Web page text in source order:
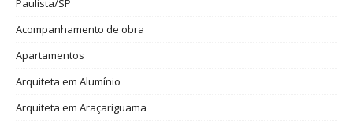
Acompanhamento de obra
Apartamentos
Arquiteta em Alumínio
Arquiteta em Araçariguama